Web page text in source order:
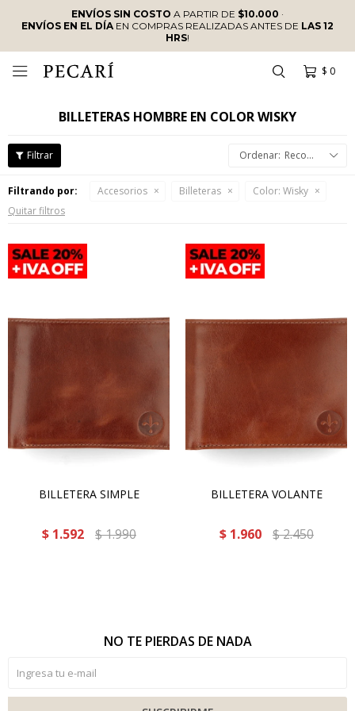
ENVÍOS SIN COSTO A PARTIR DE $10.000 ·
ENVÍOS EN EL DÍAEN COMPRAS REALIZADAS ANTES DE LAS 12
HRS!
$ 0

BILLETERAS HOMBRE EN COLOR WISKY
Recomendados
Filtrando por: Accesorios Billeteras Color: Wisky
Quitar filtros
BILLETERA SIMPLE
$ 1.592 $1.990
BILLETERA VOLANTE
$ 1.960 $2.450
NO TE PIERDAS DE NADA